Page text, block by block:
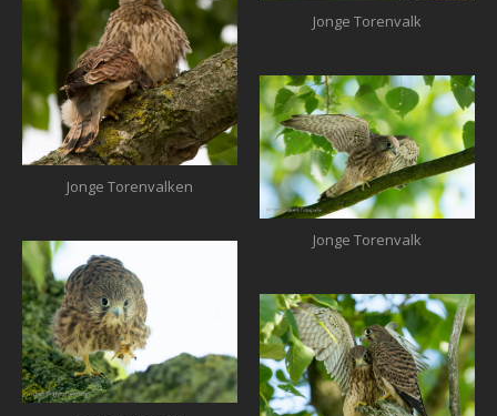
Jonge Torenvalken
Jonge Torenvalk
Jonge Torenvalk